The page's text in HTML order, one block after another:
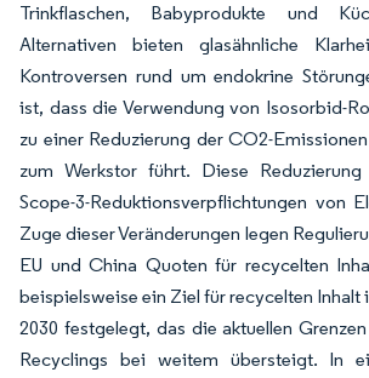
Trinkflaschen, Babyprodukte und
Alternativen bieten glasähnliche
Kontroversen rund um endokrine
ist, dass die Verwendung von Isosorbid-
zu einer Reduzierung der CO2-
zum Werkstor führt. Diese
Scope-3-Reduktionsverpflichtungen von
Zuge dieser Veränderungen legen
EU und China Quoten für recycelten
beispielsweise ein Ziel für recycelten Inhalt
2030 festgelegt, das die aktuellen
Recyclings bei weitem übersteigt. In